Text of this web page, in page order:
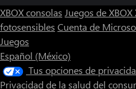
Protege la naturaleza
La conservación de la
patinete eléctrico cargado
XBOX consolas Juegos de XBOX
fotosensibles Cuenta de
Juegos
Español (México)
Tus opciones de
Privacidad de la salud del